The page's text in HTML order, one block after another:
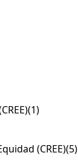
(1)
(CREE)(5)